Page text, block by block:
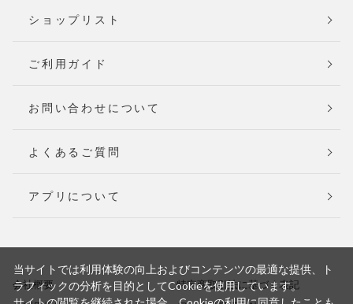
ショップリスト
ご利用ガイド
お問い合わせについて
よくあるご質問
アプリについて
会社概要
特定商取引法に基づく表記
当サイトでは利用体験の向上およびコンテンツの最適な提供、ト
ラフィックの分析を目的としてCookieを使用しています。